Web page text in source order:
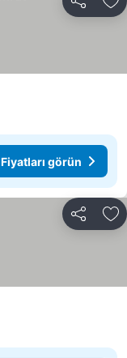
Paylaş
Fiyatları görün
Paylaş